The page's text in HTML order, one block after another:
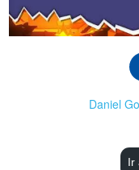
Daniel
Ir